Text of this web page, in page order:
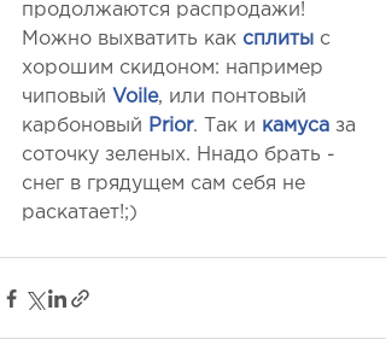
продолжаются распродажи!
Можно выхватить как сплиты с
хорошим скидоном: например
чиповый Voile, или понтовый
карбоновый Prior. Так и камуса за
соточку зеленых. Ннадо брать -
снег в грядущем сам себя не
раскатает!;)